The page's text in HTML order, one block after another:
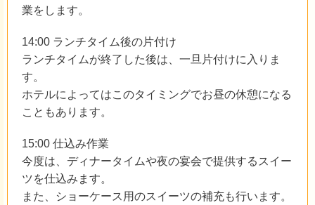
業をします。
14:00 ランチタイム後の片付け
ランチタイムが終了した後は、一旦片付けに入りま
す。
ホテルによってはこのタイミングでお昼の休憩になる
こともあります。
15:00 仕込み作業
今度は、ディナータイムや夜の宴会で提供するスイー
ツを仕込みます。
また、ショーケース用のスイーツの補充も行います。